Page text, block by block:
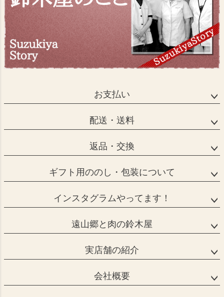
お支払い
配送・送料
返品・交換
ギフト用ののし・包装について
インスタグラムやってます！
遠山郷と肉の鈴木屋
実店舗の紹介
会社概要